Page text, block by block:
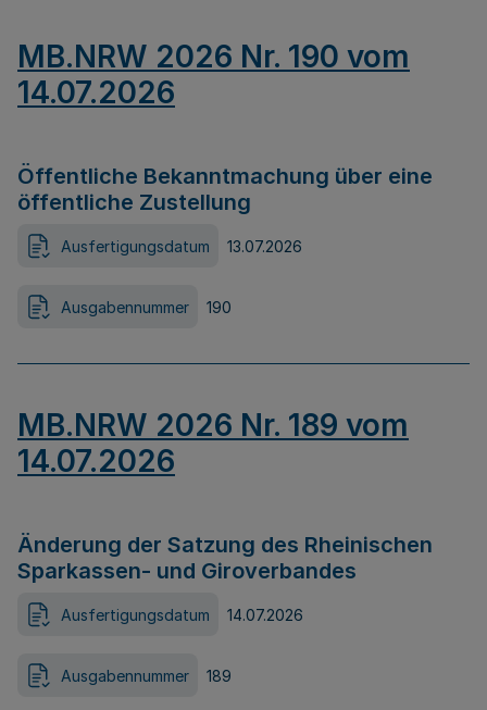
MB.NRW 2026 Nr. 190 vom
14.07.2026
Öffentliche Bekanntmachung über eine
öffentliche Zustellung
Ausfertigungsdatum 13.07.2026
Ausgabennummer 190
MB.NRW 2026 Nr. 189 vom
14.07.2026
Änderung der Satzung des Rheinischen
Sparkassen- und Giroverbandes
Ausfertigungsdatum 14.07.2026
Ausgabennummer 189